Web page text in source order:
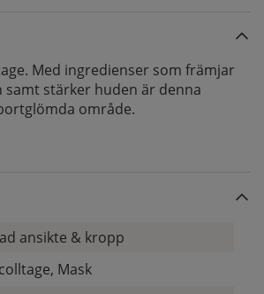
Med ingredienser som främjar
stärker huden är denna
område.
ansikte & kropp
Mask